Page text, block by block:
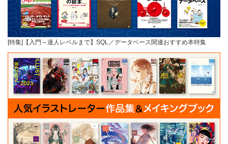
[特集]【入門～達人レベルまで】SQL／データベース関連おすすめ本特集